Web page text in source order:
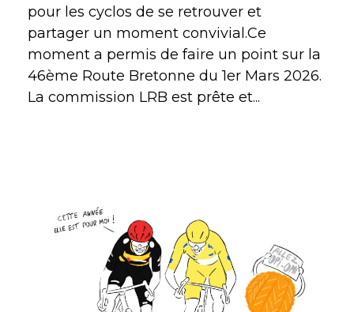
pour les cyclos de se retrouver et
partager un moment convivial.Ce
moment a permis de faire un point sur la
46ème Route Bretonne du 1er Mars 2026.
La commission LRB est prête et...